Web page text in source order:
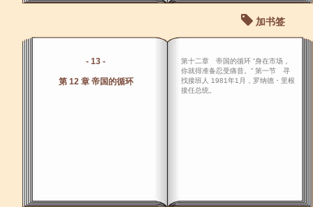
加书签
- 13 -
第 12 章 帝国的循环
第十二章 帝国的循环 “身在市场，
你就得准备忍受痛昔。” 第一节 寻
找接班人 1981年1月，罗纳德・里根
接任总统。